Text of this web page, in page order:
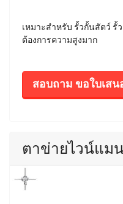
เหมาะสำหรับ รั้วกั้นสัตว์
ต้องการความสูงมาก
สอบถาม ขอใบเสน
ตาข่ายไวน์แมน